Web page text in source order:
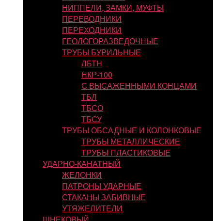
НИППЕЛИ, ЗАМКИ, МУФТЫ
ПЕРЕВОДНИКИ
ПЕРЕХОДНИКИ
ГЕОЛОГОРАЗВЕДОЧНЫЕ
ТРУБЫ БУРИЛЬНЫЕ
ЛБТН
НКР-100
С ВЫСАЖЕННЫМИ КОНЦАМИ
ТБЛ
ТБСО
ТБСУ
ТРУБЫ ОБСАДНЫЕ И КОЛОНКОВЫЕ
ТРУБЫ МЕТАЛЛИЧЕСКИЕ
ТРУБЫ ПЛАСТИКОВЫЕ
УДАРНО-КАНАТНЫЙ
ЖЕЛОНКИ
ПАТРОНЫ УДАРНЫЕ
СТАКАНЫ ЗАБИВНЫЕ
УТЯЖЕЛИТЕЛИ